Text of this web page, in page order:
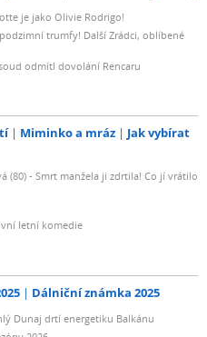
je jako Olivie Rodrigo!
trumfy! Další Zrádci, oblíbené
odmítl dovolání Rencaru
Miminko a mráz
Jak vybírat
(80) - Smrt manžela ji zdrtila! Co jí vrátilo
letní komedie
Dálniční známka 2025
Dunaj drtí energetiku Balkánu